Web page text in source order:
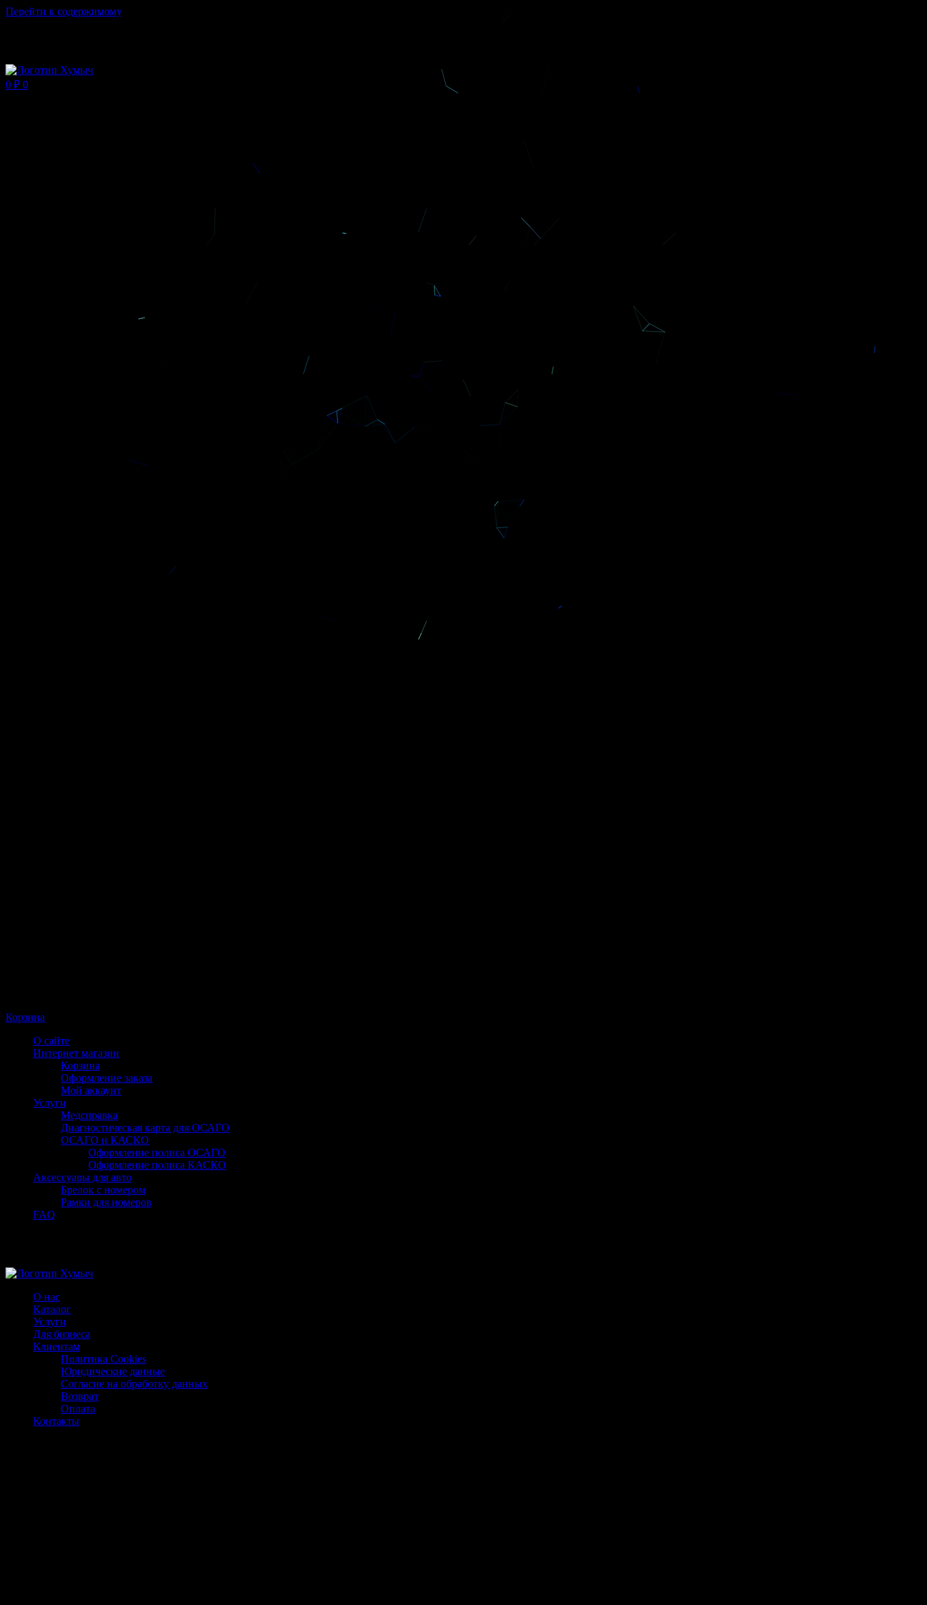
Перейти к содержимому
0 ₽ 0
Корзина
О сайте
Интернет магазин
Корзина
Оформление заказа
Мой аккаунт
Услуги
Медсправка
Диагностическая карта для ОСАГО
ОСАГО и КАСКО
Оформление полиса ОСАГО
Оформление полиса КАСКО
Аксессуары для авто
Брелок с номером
Рамки для номеров
FAQ
О нас
Каталог
Услуги
Для бизнеса
Клиентам
Политика Cookies
Юридические данные
Согласие на обработку данных
Возврат
Оплата
Контакты